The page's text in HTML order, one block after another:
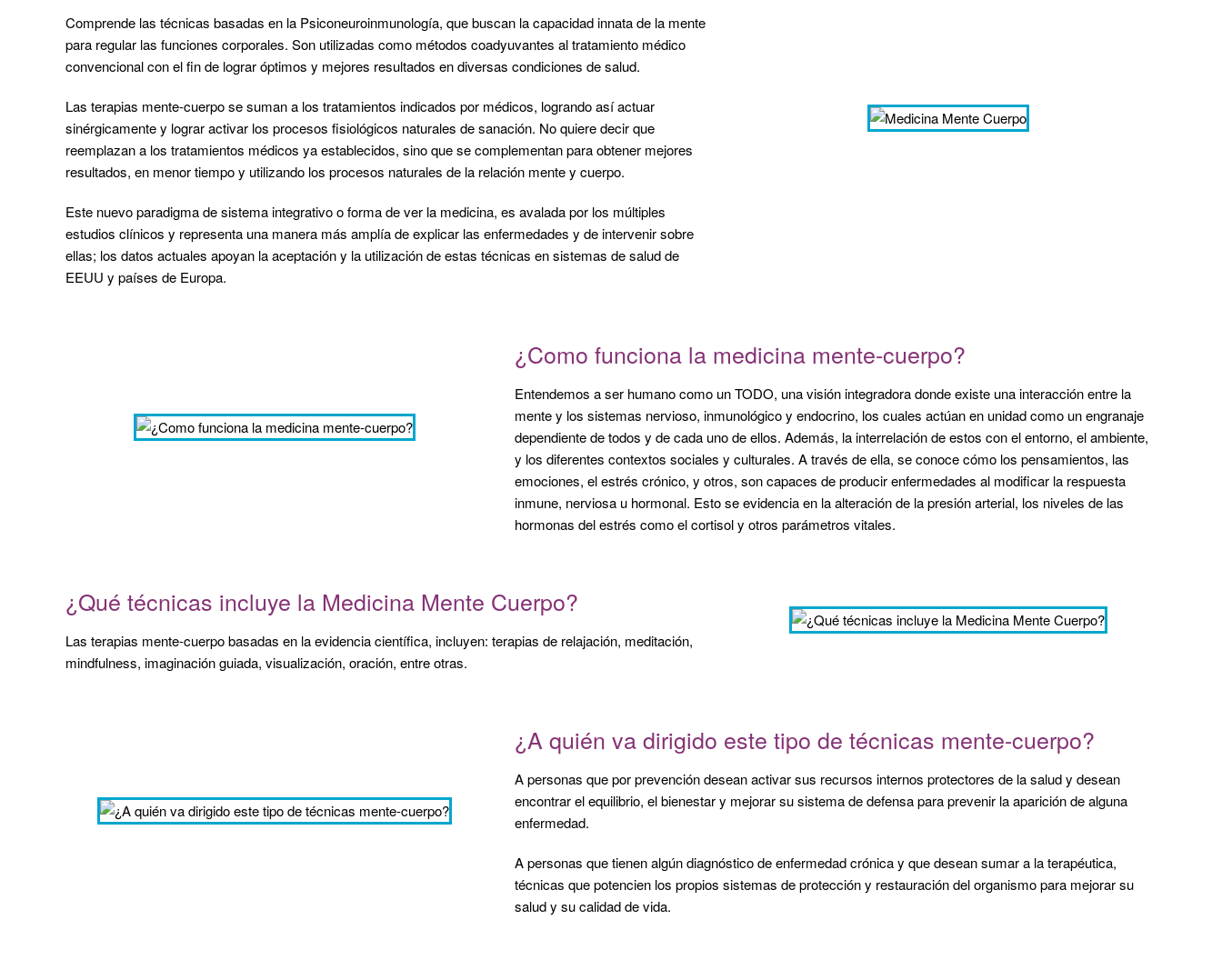
Comprende las técnicas basadas en la Psiconeuroinmunología, que buscan la capacidad innata de la mente
para regular las funciones corporales. Son utilizadas como métodos coadyuvantes al tratamiento médico
convencional con el fin de lograr óptimos y mejores resultados en diversas condiciones de salud.
Las terapias mente-cuerpo se suman a los tratamientos indicados por médicos, logrando así actuar
sinérgicamente y lograr activar los procesos fisiológicos naturales de sanación. No quiere decir que
reemplazan a los tratamientos médicos ya establecidos, sino que se complementan para obtener mejores
resultados, en menor tiempo y utilizando los procesos naturales de la relación mente y cuerpo.
Este nuevo paradigma de sistema integrativo o forma de ver la medicina, es avalada por los múltiples
estudios clínicos y representa una manera más amplía de explicar las enfermedades y de intervenir sobre
ellas; los datos actuales apoyan la aceptación y la utilización de estas técnicas en sistemas de salud de
EEUU y países de Europa.
¿Como funciona la medicina mente-cuerpo?
Entendemos a ser humano como un TODO, una visión integradora donde existe una interacción entre la
mente y los sistemas nervioso, inmunológico y endocrino, los cuales actúan en unidad como un engranaje
dependiente de todos y de cada uno de ellos. Además, la interrelación de estos con el entorno, el ambiente,
y los diferentes contextos sociales y culturales. A través de ella, se conoce cómo los pensamientos, las
emociones, el estrés crónico, y otros, son capaces de producir enfermedades al modificar la respuesta
inmune, nerviosa u hormonal. Esto se evidencia en la alteración de la presión arterial, los niveles de las
hormonas del estrés como el cortisol y otros parámetros vitales.
¿Qué técnicas incluye la Medicina Mente Cuerpo?
Las terapias mente-cuerpo basadas en la evidencia científica, incluyen: terapias de relajación, meditación,
mindfulness, imaginación guiada, visualización, oración, entre otras.
¿A quién va dirigido este tipo de técnicas mente-cuerpo?
A personas que por prevención desean activar sus recursos internos protectores de la salud y desean
encontrar el equilibrio, el bienestar y mejorar su sistema de defensa para prevenir la aparición de alguna
enfermedad.
A personas que tienen algún diagnóstico de enfermedad crónica y que desean sumar a la terapéutica,
técnicas que potencien los propios sistemas de protección y restauración del organismo para mejorar su
salud y su calidad de vida.